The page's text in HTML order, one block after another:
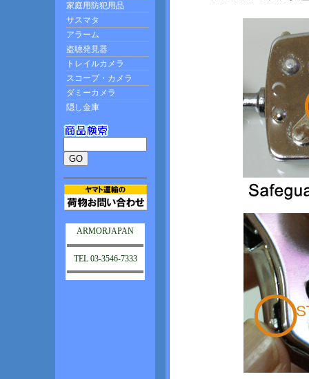
ARMORJAPAN
TEL 03-3546-7333